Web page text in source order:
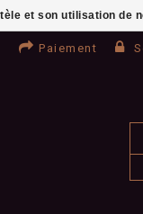
Paiement
et son utilisation